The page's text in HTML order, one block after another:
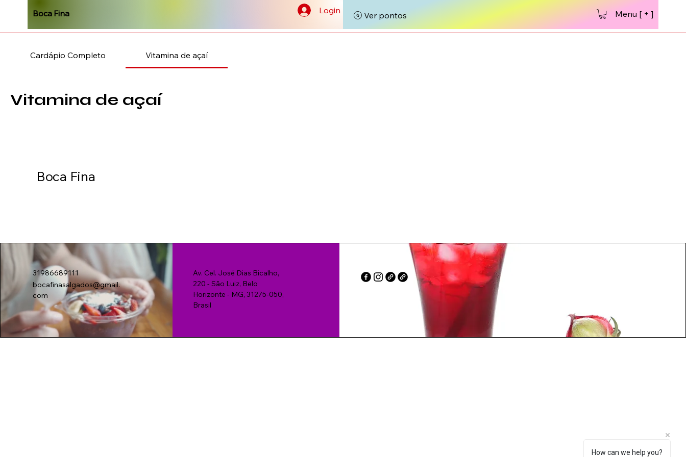
Boca Fina Login Menu [ + ]
Ver pontos
Cardápio Completo Vitamina de açaí
Vitamina de açaí
Boca Fina
31986689111
bocafinasalgados@gmail.
com
Av. Cel. José Dias Bicalho,
220 - São Luiz, Belo
Horizonte - MG, 31275-050,
Brasil
How can we help you?